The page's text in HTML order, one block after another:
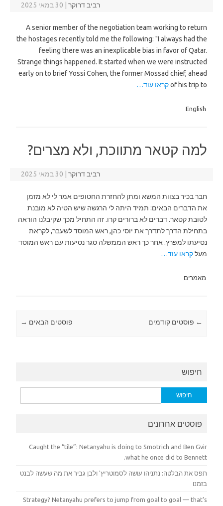
רביב דרוקר 30 במאי 2025
A senior member of the negotiation team working to return
the hostages recently told me the following: "I always had the
feeling there was an inexplicable bias in favor of Qatar.
Strange things happened. It started when we were instructed
early on to brief Yossi Cohen, the former Mossad chief, ahead
of his trip toקראו עוד…
English
למה קטאר מתווכת, ולא מצרים?
רביב דרוקר 30 במאי 2025
חבר בכיר בצוות המשא ומתן להחזרת החטופים אמר לי לא מזמן
את הדברים הבאים: תמיד היתה לי הרגשה שיש הטיה לא מובנת
לטובת קטאר. דברים לא ברורים קרו. זה התחיל מכך שקיבלנו הוראה
בתחילת הדרך לתדרך את יוסי כהן, ראש המוסד לשעבר, לקראת
נסיעתו למפרץ. אחר כך ראש הממשלה סגר נסיעות עם ראש המוסד
מעלקראו עוד…
מאמרים
Post navigation
← פוסטים קודמים פוסטים הבאים →
חיפוש
חיפוש:
פוסטים אחרונים
Caught the “tile”: Netanyahu is doing to Smotrich and Ben Gvir
what he once did to Bennett.
תפס את הבלטה: נתניהו עושה לסמוטריץ' ולבן גביר את מה שעשה לבנט
בזמנו
Strategy? Netanyahu prefers to jump from goal to goal — that's